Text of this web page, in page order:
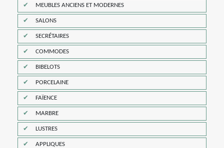
MEUBLES ANCIENS ET MODERNES
SALONS
SECRÉTAIRES
COMMODES
BIBELOTS
PORCELAINE
FAÏENCE
MARBRE
LUSTRES
APPLIQUES